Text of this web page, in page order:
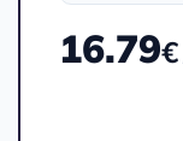
16.79€